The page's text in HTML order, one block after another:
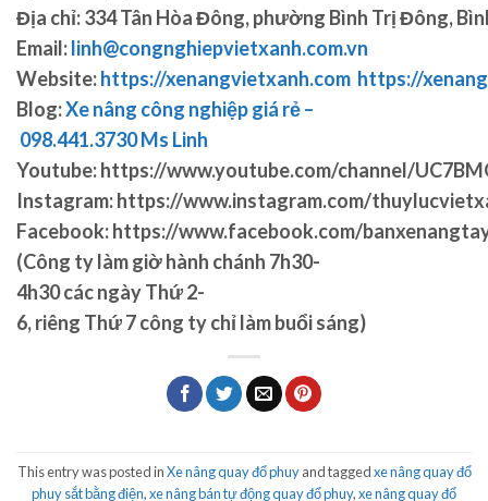
Địa chỉ:334 Tân Hòa Đông, phường Bình Trị Đông,
Email:linh@congnghiepvietxanh.com.vn
Website:https://xenangvietxanh.com https://
Blog:Xe nâng công nghiệp giá rẻ –
098.441.3730 Ms Linh
Youtube:https://www.youtube.com/channel/
Instagram:https://www.instagram.com/
Facebook:https://www.facebook.com/
(Công ty làm giờ hành chánh 7h30-
4h30 các ngày Thứ 2-
6, riêng Thứ 7 công ty chỉ làm buổi sáng)
This entry was posted inXe nâng quay đổ phuyand taggedxe nâng quay đổ
phuy sắt bằng điện,xe nâng bán tự động quay đổ phuy,xe nâng quay đổ